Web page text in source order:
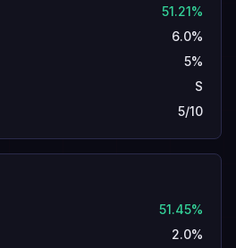
51.21%
6.0%
5%
S
5/10
51.45%
2.0%